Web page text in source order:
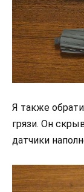
Я также
грязи. Он
датчики